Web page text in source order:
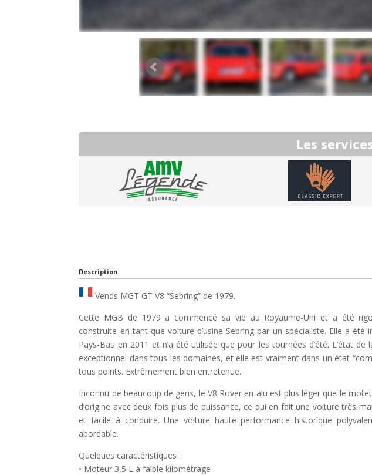
Les
Description
Vends MGT GT V8 “Sebring” de 1979.
Cette MGB de 1979 a commencé sa vie au Royaume-Uni et a été
construite en tant que voiture d’usine Sebring par un spécialiste. Elle a été
Pays-Bas en 2011 et n’a été utilisée que pour les tournées d’été. L’état de
exceptionnel dans tous les domaines, et elle est vraiment dans un état
tous points. Extrêmement bien entretenue.
Inconnu de beaucoup de gens, le V8 Rover en alu est plus léger que le
d’origine avec deux fois plus de puissance, ce qui en fait une voiture très
et facile à conduire. Une voiture haute performance historique
abordable.
Quelques caractéristiques :
• Moteur 3,5 L à faible kilométrage